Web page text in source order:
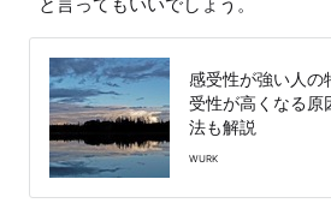
と言ってもいいでしょう。
感受性が強い人の
受性が高くなる原
法も解説
WURK